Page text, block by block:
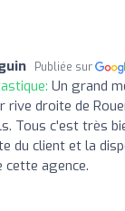
Publiée sur
Un grand
droite de
Tous c'est très
du client et la
cette agence.